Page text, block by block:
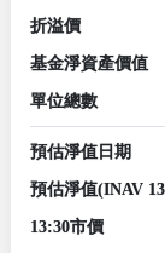
折溢價
基金淨資產價值
單位總數
預估淨值日期
預估淨值(INAV
13:30市價